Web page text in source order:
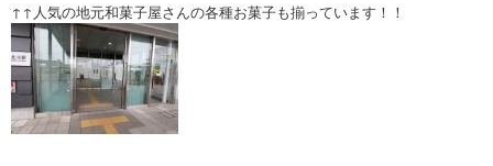
↑↑人気の地元和菓子屋さんの各種お菓子も揃っています！！